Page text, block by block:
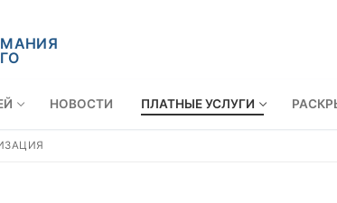
НОВОСТИ ПЛАТНЫЕ УСЛУГИ